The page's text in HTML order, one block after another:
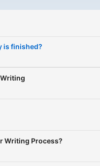
is finished?
Writing Process?